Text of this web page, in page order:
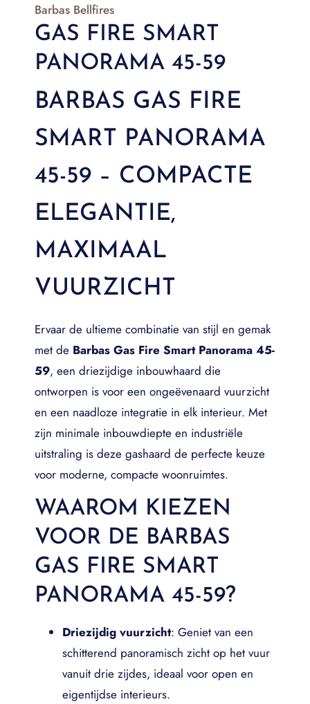
Barbas Bellfires
GAS FIRE SMART
PANORAMA 45-59
BARBAS GAS FIRE
SMART PANORAMA
45-59 – COMPACTE
ELEGANTIE,
MAXIMAAL
VUURZICHT
Ervaar de ultieme combinatie van stijl en gemak
met de Barbas Gas Fire Smart Panorama 45-
59, een driezijdige inbouwhaard die
ontworpen is voor een ongeëvenaard vuurzicht
en een naadloze integratie in elk interieur. Met
zijn minimale inbouwdiepte en industriële
uitstraling is deze gashaard de perfecte keuze
voor moderne, compacte woonruimtes.
WAAROM KIEZEN
VOOR DE BARBAS
GAS FIRE SMART
PANORAMA 45-59?
Driezijdig vuurzicht: Geniet van een
schitterend panoramisch zicht op het vuur
vanuit drie zijdes, ideaal voor open en
eigentijdse interieurs.